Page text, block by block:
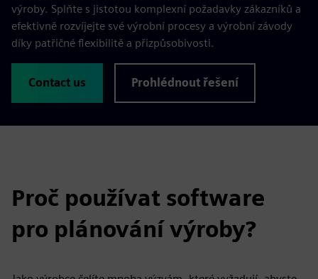
výroby. Splňte s jistotou komplexní požadavky zákazníků a
efektivně rozvíjejte své výrobní procesy a výrobní závody
díky patřičné flexibilitě a přizpůsobivosti.
Contact us Prohlédnout řešení
Proč používat software
pro plánování výroby?